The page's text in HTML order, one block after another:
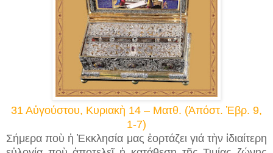
31 Αὐγούστου, Κυριακὴ 14 – Ματθ. (Ἀπόστ. Ἑβρ. 9,
1-7)
Σήμερα ποὺ ἡ Ἐκκλησία μας ἑορτάζει γιά τὴν ἰδιαίτερη